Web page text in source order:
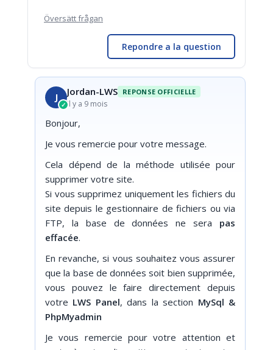
Översätt frågan
Repondre a la question
J
✓
Jordan-LWS REPONSE OFFICIELLE
il y a 9 mois
Bonjour,
Je vous remercie pour votre message.
Cela dépend de la méthode utilisée pour
supprimer votre site.
Si vous supprimez uniquement les fichiers du
site depuis le gestionnaire de fichiers ou via
FTP, la base de données ne sera pas
effacée.
En revanche, si vous souhaitez vous assurer
que la base de données soit bien supprimée,
vous pouvez le faire directement depuis
votre LWS Panel, dans la section MySql &
PhpMyadmin
Je vous remercie pour votre attention et